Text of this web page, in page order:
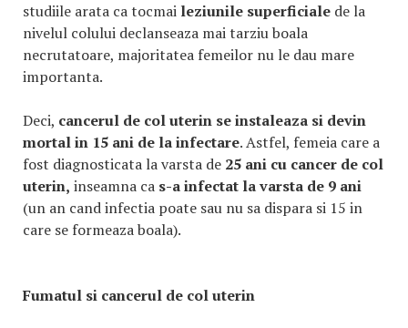
studiile arata ca tocmai leziunile superficiale de la
nivelul colului declanseaza mai tarziu boala
necrutatoare, majoritatea femeilor nu le dau mare
importanta.
Deci, cancerul de col uterin se instaleaza si devin
mortal in 15 ani de la infectare. Astfel, femeia care a
fost diagnosticata la varsta de 25 ani cu cancer de col
uterin, inseamna ca s-a infectat la varsta de 9 ani
(un an cand infectia poate sau nu sa dispara si 15 in
care se formeaza boala).
Fumatul si cancerul de col uterin